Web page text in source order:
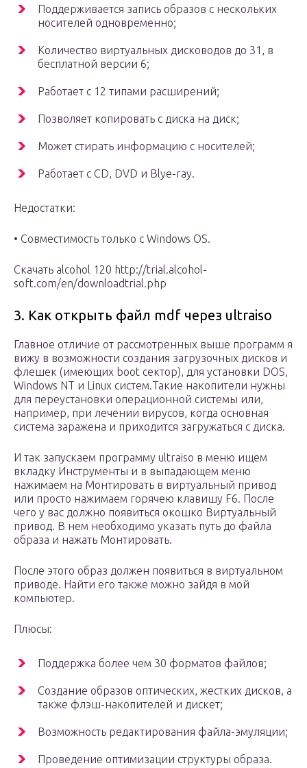
Поддерживается запись образов с нескольких
носителей одновременно;
Количество виртуальных дисководов до 31, в
бесплатной версии 6;
Работает с 12 типами расширений;
Позволяет копировать с диска на диск;
Может стирать информацию с носителей;
Работает с CD, DVD и Blye-ray.
Недостатки:
• Совместимость только с Windows OS.
Скачать alcohol 120 http://trial.alcohol-
soft.com/en/downloadtrial.php
3. Как открыть файл mdf через ultraiso
Главное отличие от рассмотренных выше программ я
вижу в возможности создания загрузочных дисков и
флешек (имеющих boot сектор), для установки DOS,
Windows NT и Linux систем.Такие накопители нужны
для переустановки операционной системы или,
например, при лечении вирусов, когда основная
система заражена и приходится загружаться с диска.
И так запускаем программу ultraiso в меню ищем
вкладку Инструменты и в выпадающем меню
нажимаем на Монтировать в виртуальный привод
или просто нажимаем горячею клавишу F6. После
чего у вас должно появиться окошко Виртуальный
привод. В нем необходимо указать путь до файла
образа и нажать Монтировать.
После этого образ должен появиться в виртуальном
приводе. Найти его также можно зайдя в мой
компьютер.
Плюсы:
Поддержка более чем 30 форматов файлов;
Создание образов оптических, жестких дисков, а
также флэш-накопителей и дискет;
Возможность редактирования файла-эмуляции;
Проведение оптимизации структуры образа.